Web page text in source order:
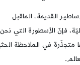
القديمة، الماقبل
فإنّ الأسطورة التي نحن
متجذّرة في الملاحظة